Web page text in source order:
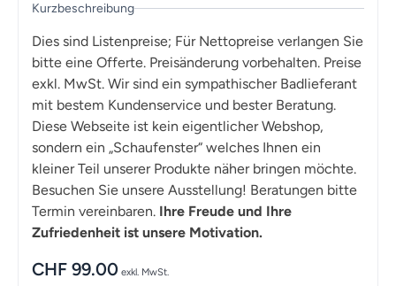
Kurzbeschreibung
Dies sind Listenpreise; Für Nettopreise verlangen Sie
bitte eine Offerte. Preisänderung vorbehalten. Preise
exkl. MwSt. Wir sind ein sympathischer Badlieferant
mit bestem Kundenservice und bester Beratung.
Diese Webseite ist kein eigentlicher Webshop,
sondern ein „Schaufenster“ welches Ihnen ein
kleiner Teil unserer Produkte näher bringen möchte.
Besuchen Sie unsere Ausstellung! Beratungen bitte
Termin vereinbaren. Ihre Freude und Ihre
Zufriedenheit ist unsere Motivation.
CHF 99.00 exkl. MwSt.